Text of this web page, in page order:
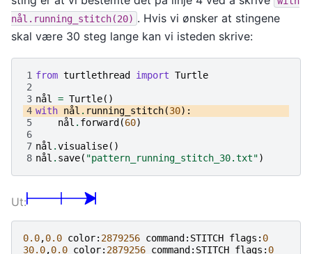
nål.running_stitch(20) . Hvis vi ønsker at stingene
skal være 30 steg lange kan vi isteden skrive:
1 from turtlethread import Turtle
2
3 nål = Turtle()
4 with nål . running_stitch(30):
5
nål . forward (60)
6
7 nål .visualise()
8 nål . save( "pattern_running_stitch_30.txt")
0.0,0.0 color: 2879256 command : STITCH flags : 0
30.0,0.0 color: 2879256 command : STITCH flags : 0